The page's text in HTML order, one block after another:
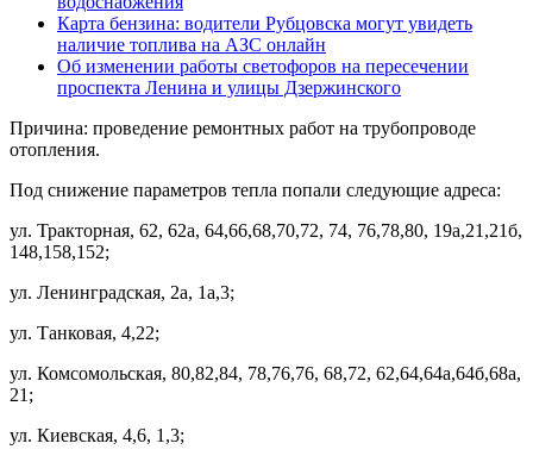
Карта бензина: водители Рубцовска могут увидеть
наличие топлива на АЗС онлайн
Об изменении работы светофоров на пересечении
проспекта Ленина и улицы Дзержинского
Причина: проведение ремонтных работ на трубопроводе
отопления.
Под снижение параметров тепла попали следующие адреса:
ул. Тракторная, 62, 62а, 64,66,68,70,72, 74, 76,78,80, 19а,21,21б,
148,158,152;
ул. Ленинградская, 2а, 1а,3;
ул. Танковая, 4,22;
ул. Комсомольская, 80,82,84, 78,76,76, 68,72, 62,64,64а,64б,68а,
21;
ул. Киевская, 4,6, 1,3;